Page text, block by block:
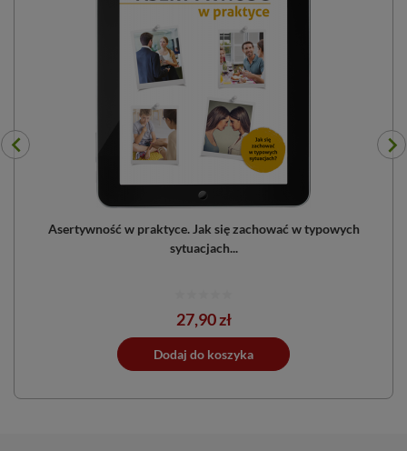
Asertywność w praktyce. Jak się zachować w typowych
sytuacjach...
Cena
27,90 zł
Dodaj do koszyka